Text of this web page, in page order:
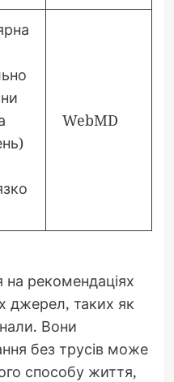
WebMD
на рекомендаціях
джерел, таких як
Вони
без трусів може
способу життя,